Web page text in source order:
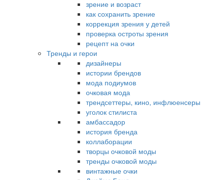
зрение и возраст
как сохранить зрение
коррекция зрения у детей
проверка остроты зрения
рецепт на очки
Тренды и герои
дизайнеры
истории брендов
мода подиумов
очковая мода
трендсеттеры, кино, инфлюенсеры
уголок стилиста
амбассадор
история бренда
коллаборации
творцы очковой моды
тренды очковой моды
винтажные очки